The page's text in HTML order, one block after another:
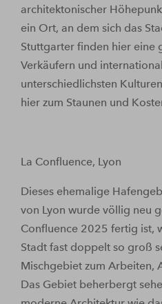
architektonischer
ein Ort, an dem sich das
Stuttgarter finden hier eine
Verkäufern und
unterschiedlichsten
hier zum Staunen und
La Confluence, Lyon
Dieses ehemalige
von Lyon wurde völlig neu
Confluence 2025 fertig ist,
Stadt fast doppelt so groß
Mischgebiet zum Arbeiten,
Das Gebiet beherbergt